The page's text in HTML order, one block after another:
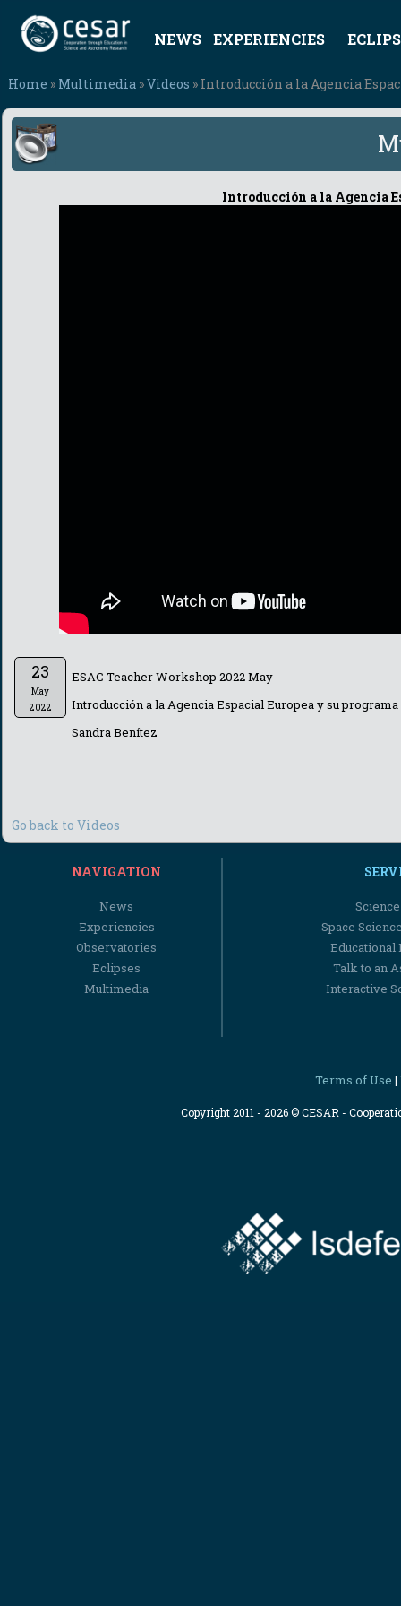
NEWS EXPERIENCIES
Home » Multimedia »Videos » Introducción a la Agencia
Introducción a la Agencia
23
May
2022
ESAC Teacher Workshop 2022 May
Introducción a la Agencia Espacial Europea y su
Sandra Benítez
Go back to Videos
NAVIGATION
News
Experiencies
Observatories
Eclipses
Multimedia
Space
Educational
Talk to an
Interactive
Terms of Use |
Copyright 2011 - 2026 © CESAR -